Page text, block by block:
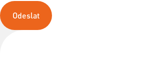
Odeslat